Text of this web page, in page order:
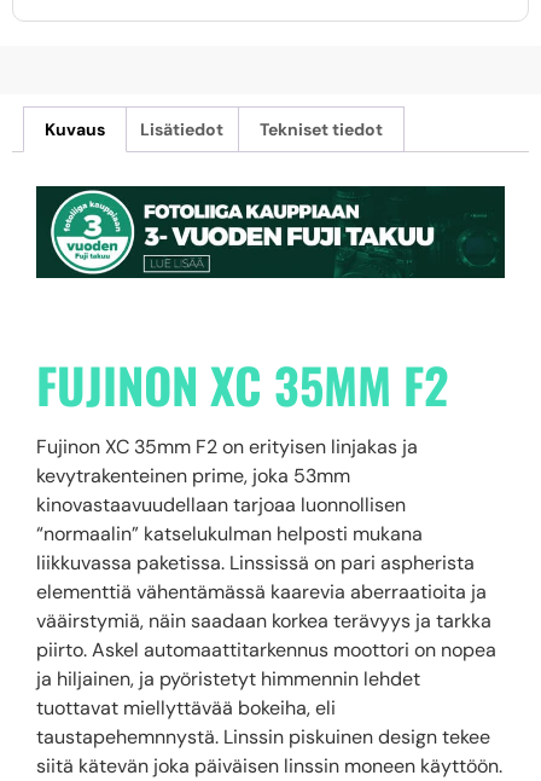
Kuvaus Lisätiedot Tekniset tiedot
FUJINON XC 35MM F2
Fujinon XC 35mm F2 on erityisen linjakas ja
kevytrakenteinen prime, joka 53mm
kinovastaavuudellaan tarjoaa luonnollisen
“normaalin” katselukulman helposti mukana
liikkuvassa paketissa. Linssissä on pari aspherista
elementtiä vähentämässä kaarevia aberraatioita ja
vääirstymiä, näin saadaan korkea terävyys ja tarkka
piirto. Askel automaattitarkennus moottori on nopea
ja hiljainen, ja pyöristetyt himmennin lehdet
tuottavat miellyttävää bokeiha, eli
taustapehemnnystä. Linssin piskuinen design tekee
siitä kätevän joka päiväisen linssin moneen käyttöön.